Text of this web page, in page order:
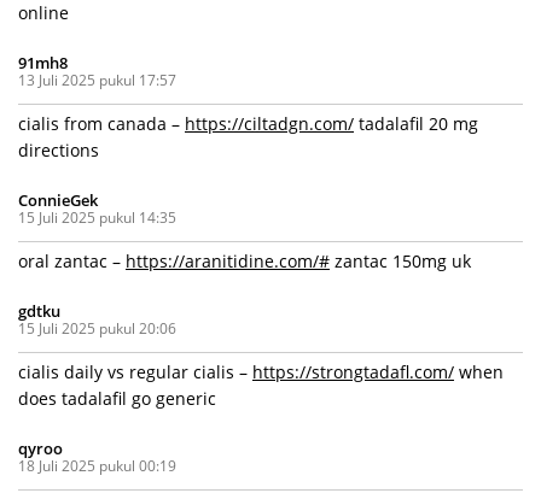
online
91mh8
13 Juli 2025 pukul 17:57
cialis from canada – https://ciltadgn.com/ tadalafil 20 mg
directions
ConnieGek
15 Juli 2025 pukul 14:35
oral zantac – https://aranitidine.com/# zantac 150mg uk
gdtku
15 Juli 2025 pukul 20:06
cialis daily vs regular cialis – https://strongtadafl.com/ when
does tadalafil go generic
qyroo
18 Juli 2025 pukul 00:19